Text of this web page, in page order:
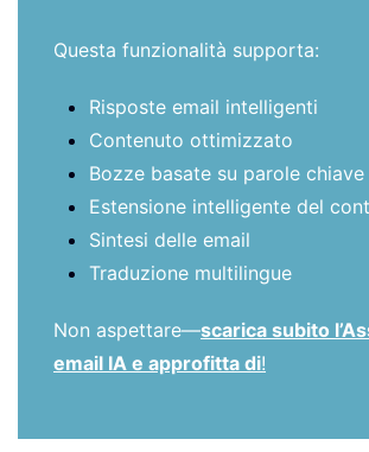
Questa funzionalità supporta:
Risposte email intelligenti
Contenuto ottimizzato
Bozze basate su parole chiave
Estensione intelligente del
Sintesi delle email
Traduzione multilingue
Non aspettare—scarica subito
email IA e approfitta di!